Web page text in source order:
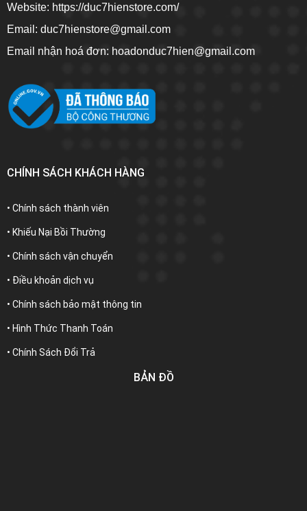
Website: https://duc7hienstore.com/
Email: duc7hienstore@gmail.com
Email nhận hoá đơn: hoadonduc7hien@gmail.com
CHÍNH SÁCH KHÁCH HÀNG
• Chính sách thành viên
• Khiếu Nại Bồi Thường
• Chính sách vận chuyển
• Điều khoản dịch vụ
• Chính sách bảo mật thông tin
• Hình Thức Thanh Toán
• Chính Sách Đổi Trả
BẢN ĐỒ